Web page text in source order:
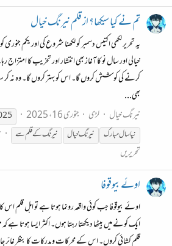
تم نے کیا سیکھا؟ از قلم نیرنگ خیال
یہ تحریر لکھی اکتیس دسمبر کو لکھنا شروع کی اور یکم جنوری
خیالی اور سال نو کا آغاز بھی انتشار اور تخریب کا امتزاج
کرنے کی کوشش کروں گا۔ اس کو بہتر کروں گا۔ وہ نہ کر
بھی...
نیرنگ خیال
لڑی جنوری 16، 2025
نیا سال مبارک
نیرنگخیال نیرنگکےقلمسے
تحریریں
اوئے بیوقوفا
اوئے بیوقوفا جب کوئی واقعہ رونما ہوتا ہے تو اہل قلم
ایک کونے میں بیٹھا دیکھتا رہتا ہوں۔ اکثر ایسا ہوتا
قلم کشائی کروں۔ اس کے محرکات و مدرکات کا بنظر غائر